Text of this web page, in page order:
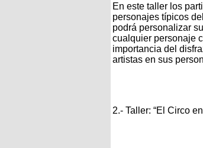
En este taller los
personajes típicos
podrá personalizar
cualquier personaje
importancia del
artistas en sus
2.- Taller: “El Circo